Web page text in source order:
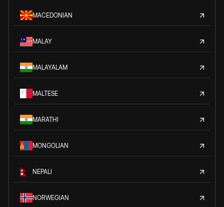
MACEDONIAN
MALAY
MALAYALAM
MALTESE
MARATHI
MONGOLIAN
NEPALI
NORWEGIAN